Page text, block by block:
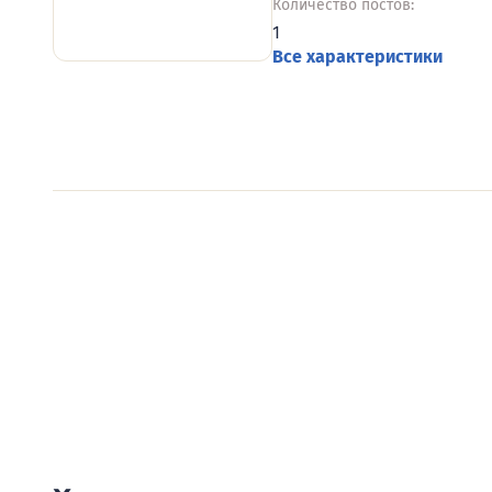
Количество постов:
1
Все характеристики